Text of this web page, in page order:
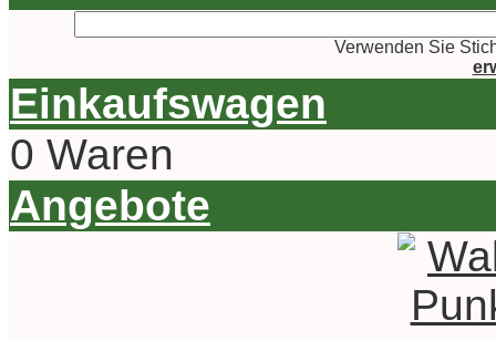
Verwenden Sie
Einkaufswagen
0 Waren
Angebote